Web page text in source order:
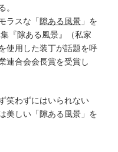
。
ラスな「 隙ある風景 」を
『隙ある風景』（私家
使用した装丁が話題を呼
連合会会長賞を受賞し
笑わずにはいられない
美しい「隙ある風景」を